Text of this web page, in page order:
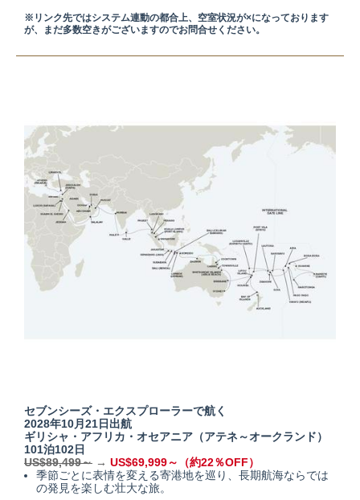
※リンク先ではシステム連動の都合上、空室状況が×になっております
が、まだ多数空きがございますのでお問合せください。
セブンシーズ・エクスプローラーで航く
2028年10月21日出航
ギリシャ・アフリカ・オセアニア（アテネ～オークランド）
101泊102日
US$89,499～ → US$69,999～（約22％OFF）
季節ごとに表情を変える寄港地を巡り、長期航海ならでは
の発見を楽しむ壮大な旅。